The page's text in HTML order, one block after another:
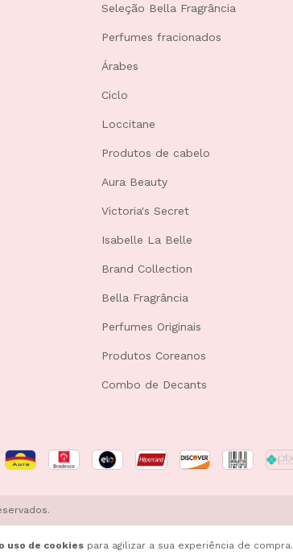
uso de cookiespara agilizar a sua experiência de compra.
Seleção Bella Fragrância
Perfumes fracionados
Árabes
Ciclo
Loccitane
Produtos de cabelo
Aura Beauty
Victoria's Secret
Isabelle La Belle
Brand Collection
Bella Fragrância
Perfumes Originais
Produtos Coreanos
Combo de Decants